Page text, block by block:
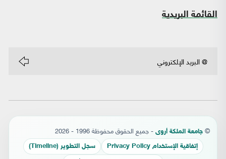
القائمة البريدية
© جامعة الملكة أروى - جميع الحقوق محفوظة 1996 - 2026
إتفاقية الإستخدام Privacy Policy سجل التطوير (Timeline)